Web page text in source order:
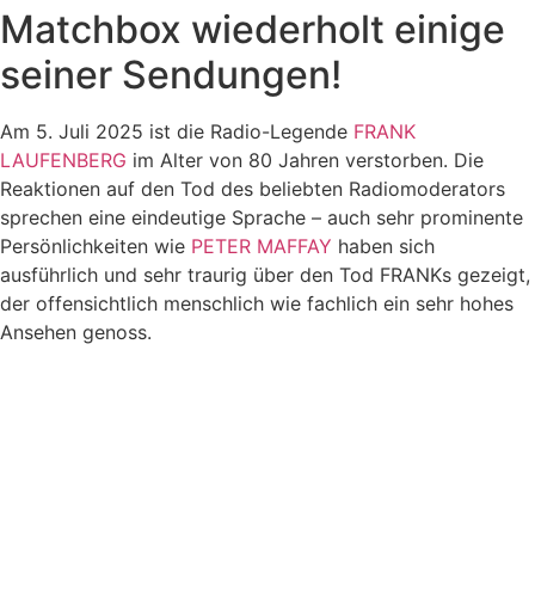
Matchbox wiederholt einige
seiner Sendungen!
Am 5. Juli 2025 ist die Radio-Legende FRANK
LAUFENBERG im Alter von 80 Jahren verstorben. Die
Reaktionen auf den Tod des beliebten Radiomoderators
sprechen eine eindeutige Sprache – auch sehr prominente
Persönlichkeiten wie PETER MAFFAY haben sich
ausführlich und sehr traurig über den Tod FRANKs gezeigt,
der offensichtlich menschlich wie fachlich ein sehr hohes
Ansehen genoss.